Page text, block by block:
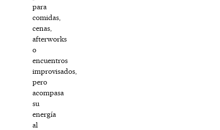
para
comidas,
cenas,
afterworks
o
encuentros
improvisados,
pero
acompasa
su
energía
al